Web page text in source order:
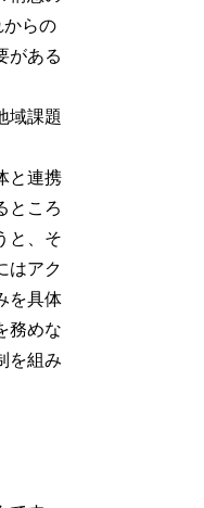
からの
がある
域課題
と連携
ところ
と、そ
はアク
を具体
務めな
を組み